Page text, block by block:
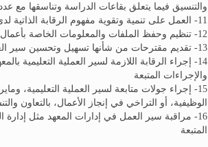
والتنسيق فيما يتعلق بقاعات الدراسة وتناسقها مع
11- العمل على تنمية وتقوية مفهوم الرقابة الذاتية لدى أعضاء هيئة التدريس والهيئة المعاونة
12- تنظيم وحفظ الملفات والمعلومات الخاصة بأعمال المتابعة بأسلوب يساعد على استخراجها بسهولة ويسر
13- تقديم مقترحات من شأنها تسهيل وتحسين سير العمل بالمعهد
14- إجراء الرقابة اللازمة لسير العملية التعليمية
والإجراءات المتبعة
15- إجراء جولات متابعة لسير العملية التعليمية،
الوظيفية، أو التراخي في إنجاز الأعمال، بالتعاون
16- مراقبة سير العمل في إدارات المعهد مثل إدارة
المتبعة